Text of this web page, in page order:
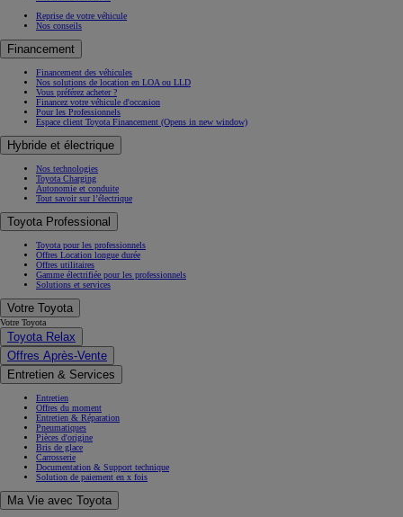
Reprise de votre véhicule
Nos conseils
Financement
Financement des véhicules
Nos solutions de location en LOA ou LLD
Vous préférez acheter ?
Financez votre véhicule d'occasion
Pour les Professionnels
Espace client Toyota Financement (Opens in new window)
Hybride et électrique
Nos technologies
Toyota Charging
Autonomie et conduite
Tout savoir sur l’électrique
Toyota Professional
Toyota pour les professionnels
Offres Location longue durée
Offres utilitaires
Gamme électrifiée pour les professionnels
Solutions et services
Votre Toyota
Votre Toyota
Toyota Relax
Offres Après-Vente
Entretien & Services
Entretien
Offres du moment
Entretien & Réparation
Pneumatiques
Pièces d'origine
Bris de glace
Carrosserie
Documentation & Support technique
Solution de paiement en x fois
Ma Vie avec Toyota